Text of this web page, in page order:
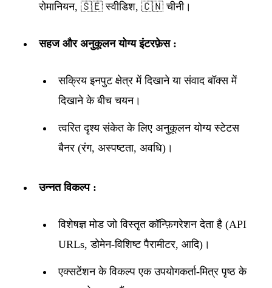
रोमानियन, 🇸🇪 स्वीडिश, 🇨🇳 चीनी।
सहज और अनुकूलन योग्य इंटरफ़ेस :
सक्रिय इनपुट क्षेत्र में दिखाने या संवाद बॉक्स में
दिखाने के बीच चयन।
त्वरित दृश्य संकेत के लिए अनुकूलन योग्य स्टेटस
बैनर (रंग, अस्पष्टता, अवधि)।
उन्नत विकल्प :
विशेषज्ञ मोड जो विस्तृत कॉन्फ़िगरेशन देता है (API
URLs, डोमेन-विशिष्ट पैरामीटर, आदि)।
एक्सटेंशन के विकल्प एक उपयोगकर्ता-मित्र पृष्ठ के